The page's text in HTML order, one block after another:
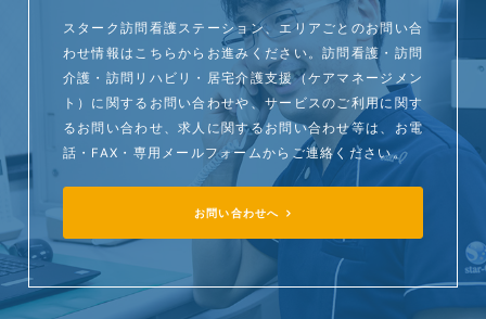
スターク訪問看護ステーション、エリアごとのお問い合
わせ情報はこちらからお進みください。訪問看護・訪問
介護・訪問リハビリ・居宅介護支援（ケアマネージメン
ト）に関するお問い合わせや、サービスのご利用に関す
るお問い合わせ、求人に関するお問い合わせ等は、お電
話・FAX・専用メールフォームからご連絡ください。
お問い合わせへ